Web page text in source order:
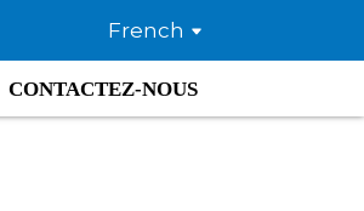
French
CONTACTEZ-NOUS